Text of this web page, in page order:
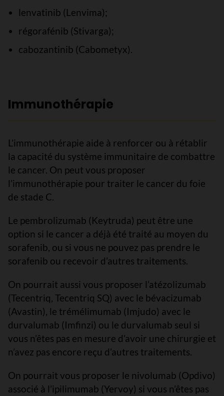
lenvatinib (Lenvima);
régorafénib (Stivarga);
cabozantinib (Cabometyx).
Immunothérapie
L’immunothérapie aide à renforcer ou à rétablir
la capacité du système immunitaire de combattre
le cancer. On peut vous proposer
l’immunothérapie pour traiter le cancer du foie
de stade C.
Le pembrolizumab (Keytruda) peut être une
option si le cancer a déjà été traité au moyen du
sorafenib, ou si vous ne pouvez pas prendre le
sorafenib ou recevoir d’autres traitements.
On pourrait aussi vous proposer l’atézolizumab
(Tecentriq, Tecentriq SQ) avec le bévacizumab
(Avastin), le trémélimumab (Imjudo) avec le
durvalumab (Imfinzi) ou le durvalumab seul si
vous n’êtes pas en mesure d’avoir une chirurgie et
n’avez pas encore reçu d’autres traitements.
On pourrait vous proposer le nivolumab (Opdivo)
associé à l’ipilimumab (Yervoy) si vous n’êtes pas